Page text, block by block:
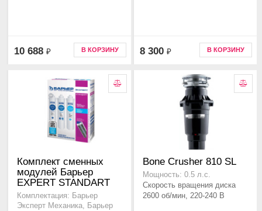
10 688 ₽ В КОРЗИНУ 8 300 ₽ В КОРЗИНУ
Комплект сменных
модулей Барьер
EXPERT STANDART
Комплектация: Барьер
Эксперт Механика, Барьер
Bone Crusher 810 SL
Мощность: 0.5 л.с.
Скорость вращения диска
2600 об/мин, 220-240 В